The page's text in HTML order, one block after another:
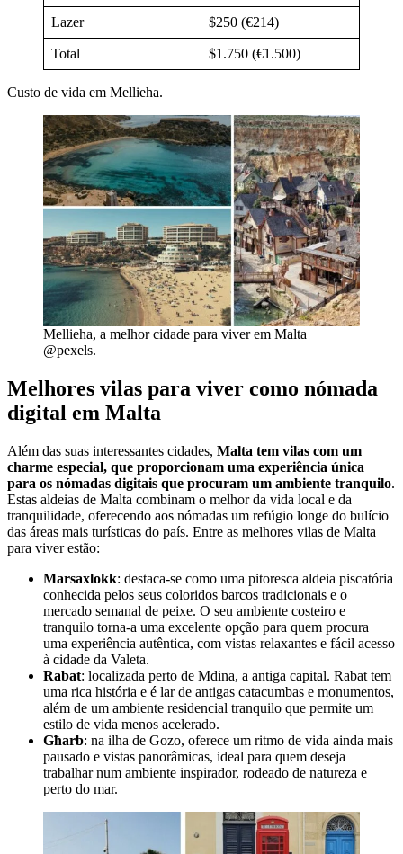
Lazer $250 (€214)
Total $1.750 (€1.500)
Custo de vida em Mellieha.
Mellieha, a melhor cidade para viver em Malta
@pexels.
Melhores vilas para viver como nómada
digital em Malta
Além das suas interessantes cidades, Malta tem vilas com um
charme especial, que proporcionam uma experiência única
para os nómadas digitais que procuram um ambiente tranquilo.
Estas aldeias de Malta combinam o melhor da vida local e da
tranquilidade, oferecendo aos nómadas um refúgio longe do bulício
das áreas mais turísticas do país. Entre as melhores vilas de Malta
para viver estão:
Marsaxlokk: destaca-se como uma pitoresca aldeia piscatória
conhecida pelos seus coloridos barcos tradicionais e o
mercado semanal de peixe. O seu ambiente costeiro e
tranquilo torna-a uma excelente opção para quem procura
uma experiência autêntica, com vistas relaxantes e fácil acesso
à cidade da Valeta.
Rabat: localizada perto de Mdina, a antiga capital. Rabat tem
uma rica história e é lar de antigas catacumbas e monumentos,
além de um ambiente residencial tranquilo que permite um
estilo de vida menos acelerado.
Għarb: na ilha de Gozo, oferece um ritmo de vida ainda mais
pausado e vistas panorâmicas, ideal para quem deseja
trabalhar num ambiente inspirador, rodeado de natureza e
perto do mar.